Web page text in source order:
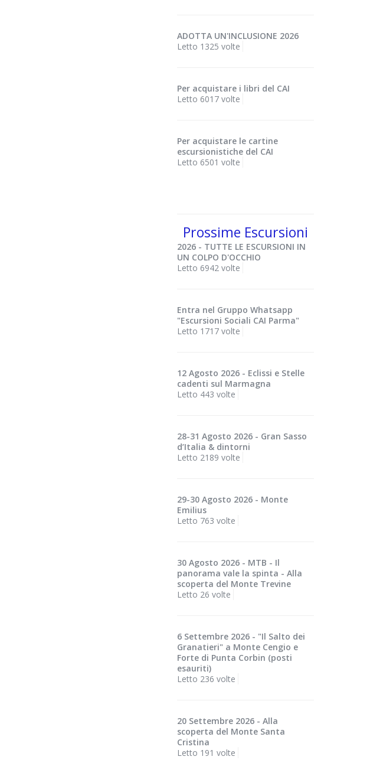
ADOTTA UN'INCLUSIONE 2026
Letto 1325 volte
Per acquistare i libri del CAI
Letto 6017 volte
Per acquistare le cartine
escursionistiche del CAI
Letto 6501 volte
Prossime Escursioni
2026 - TUTTE LE ESCURSIONI IN
UN COLPO D'OCCHIO
Letto 6942 volte
Entra nel Gruppo Whatsapp
"Escursioni Sociali CAI Parma"
Letto 1717 volte
12 Agosto 2026 - Eclissi e Stelle
cadenti sul Marmagna
Letto 443 volte
28-31 Agosto 2026 - Gran Sasso
d’Italia & dintorni
Letto 2189 volte
29-30 Agosto 2026 - Monte
Emilius
Letto 763 volte
30 Agosto 2026 - MTB - Il
panorama vale la spinta - Alla
scoperta del Monte Trevine
Letto 26 volte
6 Settembre 2026 - "Il Salto dei
Granatieri" a Monte Cengio e
Forte di Punta Corbin (posti
esauriti)
Letto 236 volte
20 Settembre 2026 - Alla
scoperta del Monte Santa
Cristina
Letto 191 volte